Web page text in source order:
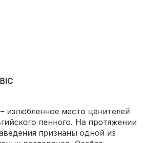
излюбленное место ценителей
пенного. На протяжении
признаны одной из